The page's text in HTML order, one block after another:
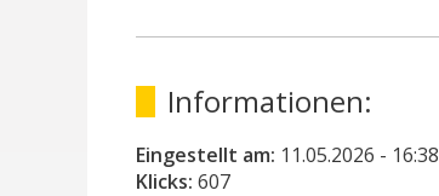
Informationen:
Eingestellt am: 11.05.2026 - 16:38
Klicks: 607